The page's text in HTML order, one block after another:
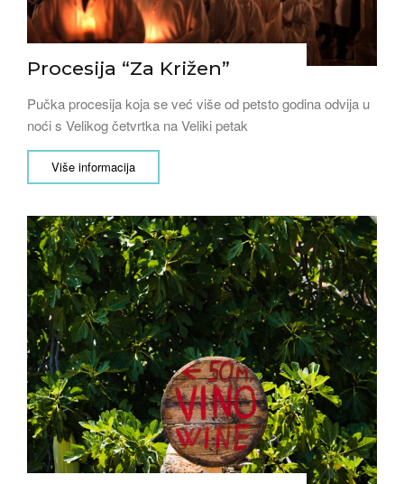
Procesija “Za Križen”
Pučka procesija koja se već više od petsto godina odvija u
noći s Velikog četvrtka na Veliki petak
Više informacija